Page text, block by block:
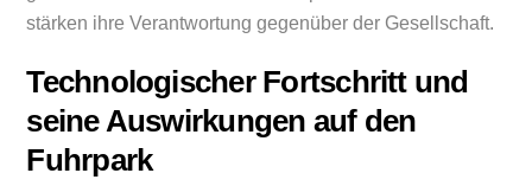
stärken ihre Verantwortung gegenüber der Gesellschaft.
Technologischer Fortschritt und
seine Auswirkungen auf den
Fuhrpark